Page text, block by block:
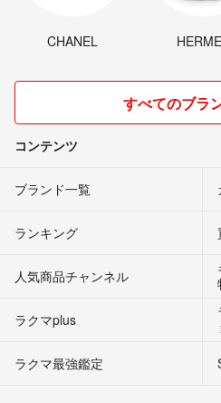
CHANEL
すべてのブラ
コンテンツ
ブランド一覧
ランキング
人気商品チャンネル
ラクマplus
ラクマ最強鑑定